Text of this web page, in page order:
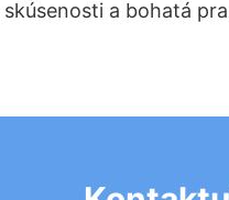
a bohatá